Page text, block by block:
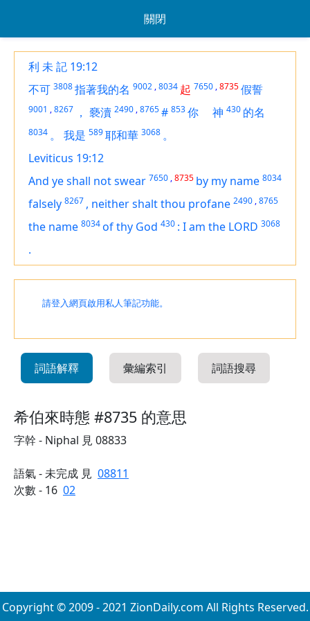
關閉
利 未 記 19:12
不可 3808指著我的名 9002 ,8034 起 7650 ,8735假誓
9001 ,8267 ， 褻瀆 2490 ,8765# 853你 神 430 的名
8034 。 我是 589耶和華 3068 。
Leviticus 19:12
And ye shall not swear 7650 ,8735 by my name 8034
falsely 8267 , neither shalt thou profane 2490 ,8765
the name 8034of thy God 430 : Iam the LORD 3068
.
請登入網頁啟用私人筆記功能。
詞語解釋 彙編索引 詞語搜尋
希伯來時態 #8735 的意思
字幹 - Niphal 見 08833
語氣 - 未完成 見 08811
次數 - 16 02
Copyright © 2009 - 2021 ZionDaily.com All Rights Reserved.